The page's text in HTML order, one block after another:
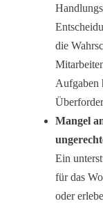
die
Aufgaben
Mangel
Ein
für das
oder